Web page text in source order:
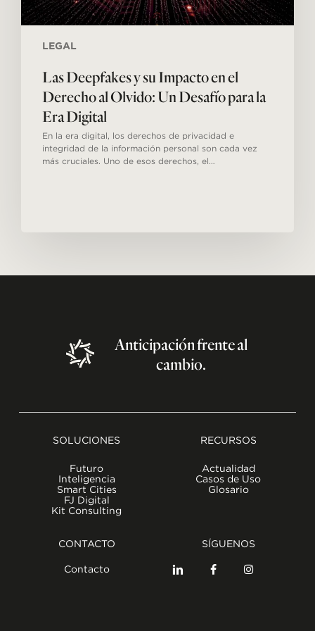
LEGAL
la
Era
Las Deepfakes y su Impacto en el
Derecho al Olvido: Un Desafío para la
Era Digital
En la era digital, los derechos de privacidad e
integridad de la información personal son cada vez
más cruciales. Uno de esos derechos, el…
Anticipaciónfrenteal
cambio.
SOLUCIONES
Futuro
Inteligencia
Smart Cities
FJ Digital
Kit Consulting
RECURSOS
Actualidad
Casos de Uso
Glosario
CONTACTO
Contacto
SÍGUENOS